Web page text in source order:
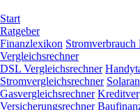
Navigation
überspringen
Start
Ratgeber
Finanzlexikon Stromverbrauch
Vergleichsrechner
DSL Vergleichsrechner
Stromvergleichsrechner
Gasvergleichsrechner
Versicherungsrechner